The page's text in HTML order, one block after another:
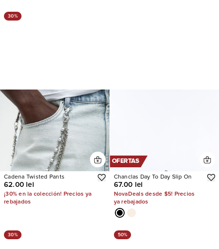
30%
Cadena Twisted Pants
62.00 lei
¡30% en la colección! Precios ya
rebajados
OFERTAS
Chanclas Day To Day Slip On
67.00 lei
NovaDeals desde $5! Precios
ya rebajados
30% 50%